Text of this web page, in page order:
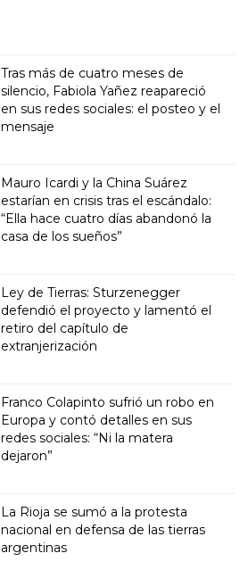
Tras más de cuatro meses de
silencio, Fabiola Yañez reapareció
en sus redes sociales: el posteo y el
mensaje
Mauro Icardi y la China Suárez
estarían en crisis tras el escándalo:
“Ella hace cuatro días abandonó la
casa de los sueños”
Ley de Tierras: Sturzenegger
defendió el proyecto y lamentó el
retiro del capítulo de
extranjerización
Franco Colapinto sufrió un robo en
Europa y contó detalles en sus
redes sociales: “Ni la matera
dejaron”
La Rioja se sumó a la protesta
nacional en defensa de las tierras
argentinas